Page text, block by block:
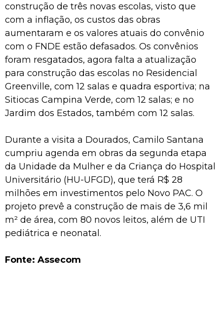
construção de três novas escolas, visto que
com a inflação, os custos das obras
aumentaram e os valores atuais do convênio
com o FNDE estão defasados. Os convênios
foram resgatados, agora falta a atualização
para construção das escolas no Residencial
Greenville, com 12 salas e quadra esportiva; na
Sitiocas Campina Verde, com 12 salas; e no
Jardim dos Estados, também com 12 salas.
Durante a visita a Dourados, Camilo Santana
cumpriu agenda em obras da segunda etapa
da Unidade da Mulher e da Criança do Hospital
Universitário (HU-UFGD), que terá R$ 28
milhões em investimentos pelo Novo PAC. O
projeto prevê a construção de mais de 3,6 mil
m² de área, com 80 novos leitos, além de UTI
pediátrica e neonatal.
Fonte: Assecom